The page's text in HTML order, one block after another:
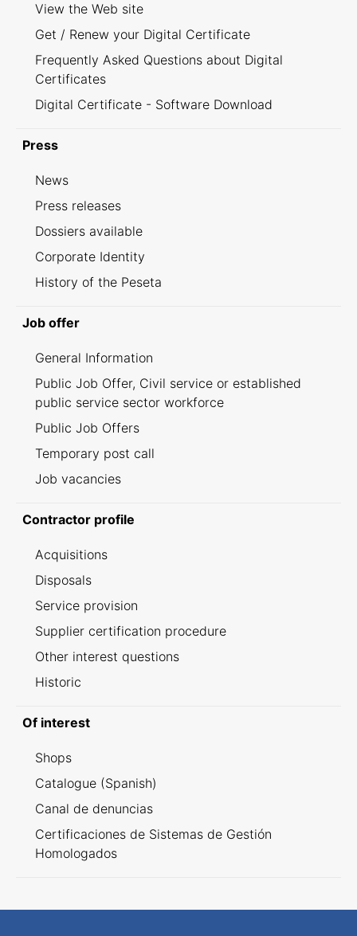
View the Web site
Get / Renew your Digital Certificate
Frequently Asked Questions about Digital
Certificates
Digital Certificate - Software Download
Press
News
Press releases
Dossiers available
Corporate Identity
History of the Peseta
Job offer
General Information
Public Job Offer, Civil service or established
public service sector workforce
Public Job Offers
Temporary post call
Job vacancies
Contractor profile
Acquisitions
Disposals
Service provision
Supplier certification procedure
Other interest questions
Historic
Of interest
Shops
Catalogue (Spanish)
Canal de denuncias
Certificaciones de Sistemas de Gestión
Homologados